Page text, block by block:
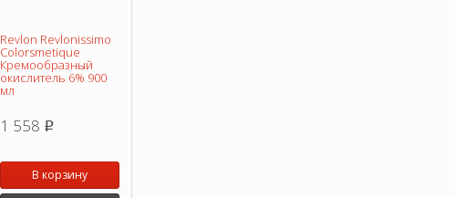
Revlon Revlonissimo
Colorsmetique
Кремообразный
окислитель 6% 900
мл
1 558 p
В корзину